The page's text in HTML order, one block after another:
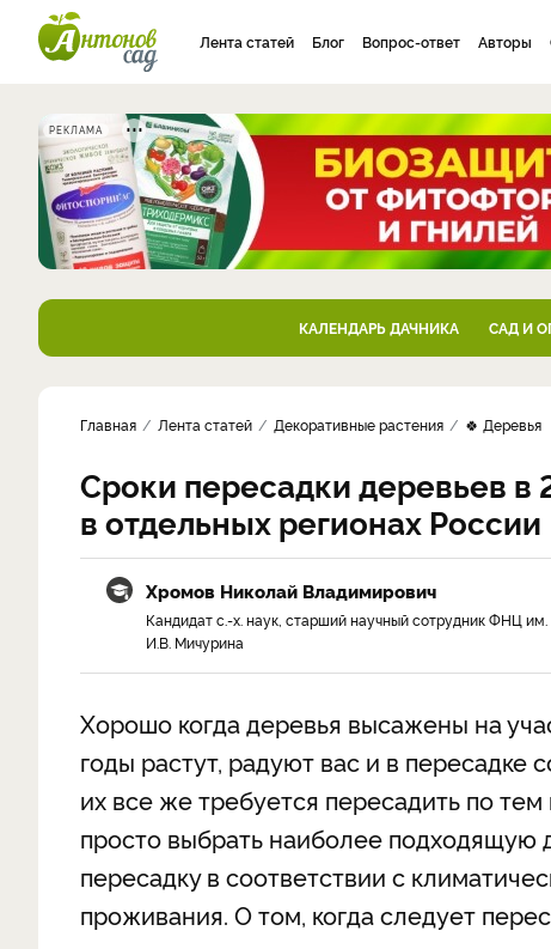
Лента статей Блог Вопрос-ответ Авторы
РЕКЛАМА
КАЛЕНДАРЬ ДАЧНИКА САД И
Главная Лента статей Декоративные растения 🍀 Деревья
Сроки пересадки деревьев в
в отдельных регионах России
Хромов Николай Владимирович
Кандидат с.-х. наук, старший научный сотрудник ФНЦ им.
И.В. Мичурина
Хорошо когда деревья высажены на
годы растут, радуют вас и в
их все же требуется пересадить по
просто выбрать наиболее подходящую
пересадку в соответствии с
проживания. О том, когда следует